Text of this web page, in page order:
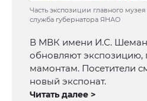
Часть экспозиции главного
служба губернатора ЯНАО
В МВК имени И.С.
обновляют
мамонтам. Посетители
новый экспонат.
Читать далее >